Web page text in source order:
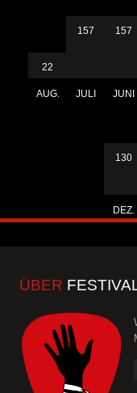
22
AUG.
157
JULI
157
JUNI
130
DEZ.
ÜBER